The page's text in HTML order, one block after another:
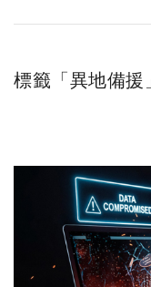
標籤「異地備援」